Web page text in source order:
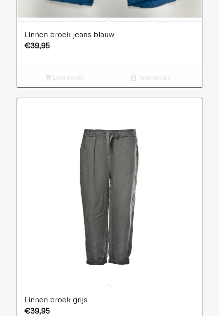
Linnen broek jeans blauw
€39,95
Lees verder Toon details
Linnen broek grijs
€39,95